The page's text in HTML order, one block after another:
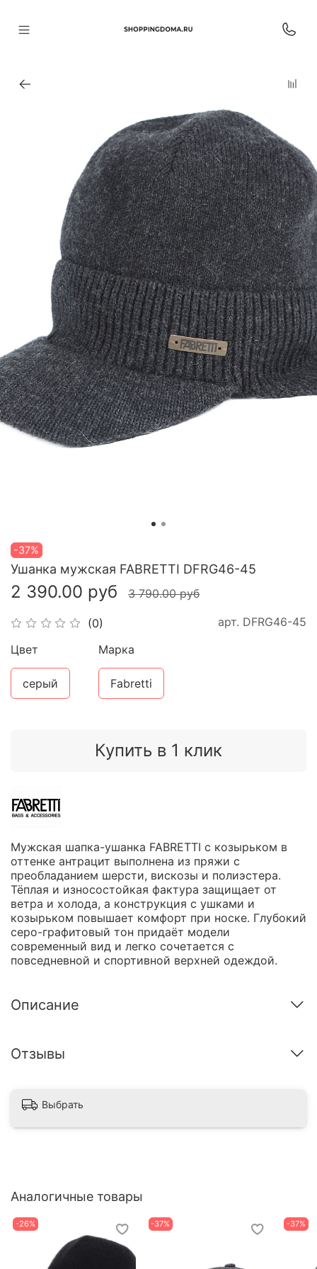
-37%
(0) арт. DFRG46-45
Ушанка мужская FABRETTI DFRG46-45
2 390.00 руб 3 790.00 руб
Купить в 1 клик
Цвет
серый
Марка
Fabretti
Мужская шапка-ушанка FABRETTI с козырьком в
оттенке антрацит выполнена из пряжи с
преобладанием шерсти, вискозы и полиэстера.
Тёплая и износостойкая фактура защищает от
ветра и холода, а конструкция с ушками и
козырьком повышает комфорт при носке. Глубокий
серо-графитовый тон придаёт модели
современный вид и легко сочетается с
повседневной и спортивной верхней одеждой.
Описание
Отзывы
Выбрать
Аналогичные товары
-26% -37% -37%